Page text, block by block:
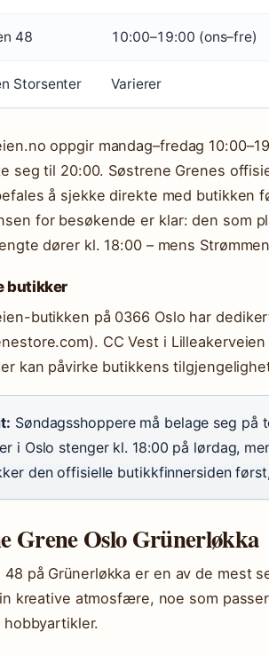
48 10:00–19:00 (ons–fre)
Storsenter Varierer
oppgir mandag–fredag
seg til 20:00. Søstrene Grenes
å sjekke direkte med butikken
for besøkende er klar: den som
dører kl. 18:00 – mens
butikker
butikken på 0366 Oslo har
CC Vest i
kan påvirke butikkens
Søndagsshoppere må belage seg på
i Oslo stenger kl. 18:00 på lørdag,
den offisielle butikkfinnersiden
Grene Oslo Grünerløkka
48 på Grünerløkka er en av de mest
kreative atmosfære, noe som